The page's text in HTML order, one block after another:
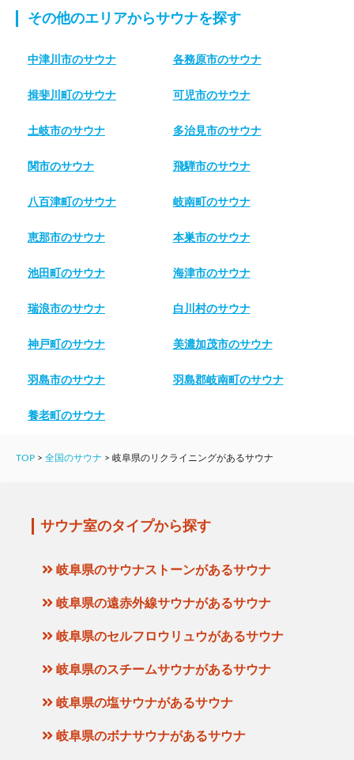
その他のエリアからサウナを探す
中津川市のサウナ 各務原市のサウナ
揖斐川町のサウナ 可児市のサウナ
土岐市のサウナ 多治見市のサウナ
関市のサウナ 飛騨市のサウナ
八百津町のサウナ 岐南町のサウナ
恵那市のサウナ 本巣市のサウナ
池田町のサウナ 海津市のサウナ
瑞浪市のサウナ 白川村のサウナ
神戸町のサウナ 美濃加茂市のサウナ
羽島市のサウナ 羽島郡岐南町のサウナ
養老町のサウナ
TOP > 全国のサウナ > 岐阜県のリクライニングがあるサウナ
サウナ室のタイプから探す
岐阜県のサウナストーンがあるサウナ
岐阜県の遠赤外線サウナがあるサウナ
岐阜県のセルフロウリュウがあるサウナ
岐阜県のスチームサウナがあるサウナ
岐阜県の塩サウナがあるサウナ
岐阜県のボナサウナがあるサウナ